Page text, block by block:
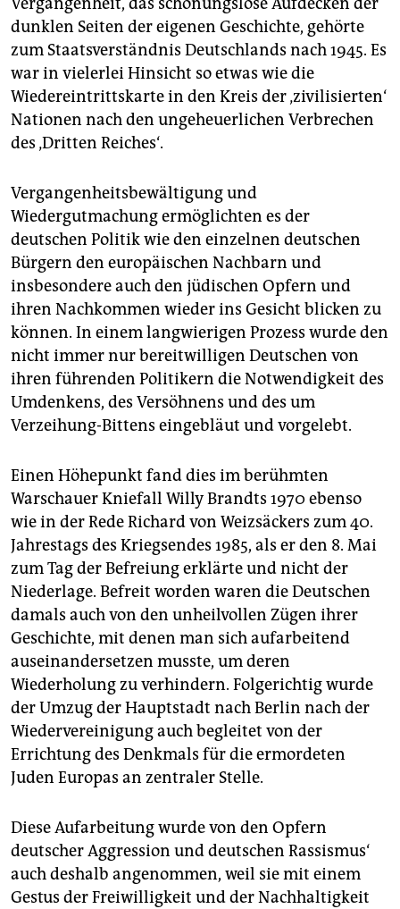
abo
genossenschaft
epaper login
dunklen Seiten der eigenen Geschichte, gehörte
zum Staatsverständnis Deutschlands nach 1945. Es
war in vielerlei Hinsicht so etwas wie die
Wiedereintrittskarte in den Kreis der ‚zivilisierten‘
Nationen nach den ungeheuerlichen Verbrechen
des ‚Dritten Reiches‘.
Vergangenheitsbewältigung und
Wiedergutmachung ermöglichten es der
deutschen Politik wie den einzelnen deutschen
Bürgern den europäischen Nachbarn und
insbesondere auch den jüdischen Opfern und
ihren Nachkommen wieder ins Gesicht blicken zu
können. In einem langwierigen Prozess wurde den
nicht immer nur bereitwilligen Deutschen von
ihren führenden Politikern die Notwendigkeit des
Umdenkens, des Versöhnens und des um
Verzeihung-Bittens eingebläut und vorgelebt.
Einen Höhepunkt fand dies im berühmten
Warschauer Kniefall Willy Brandts 1970 ebenso
wie in der Rede Richard von Weizsäckers zum 40.
Jahrestags des Kriegsendes 1985, als er den 8. Mai
zum Tag der Befreiung erklärte und nicht der
Niederlage. Befreit worden waren die Deutschen
damals auch von den unheilvollen Zügen ihrer
Geschichte, mit denen man sich aufarbeitend
auseinandersetzen musste, um deren
Wiederholung zu verhindern. Folgerichtig wurde
der Umzug der Hauptstadt nach Berlin nach der
Wiedervereinigung auch begleitet von der
Errichtung des Denkmals für die ermordeten
Juden Europas an zentraler Stelle.
Diese Aufarbeitung wurde von den Opfern
deutscher Aggression und deutschen Rassismus‘
auch deshalb angenommen, weil sie mit einem
Gestus der Freiwilligkeit und der Nachhaltigkeit